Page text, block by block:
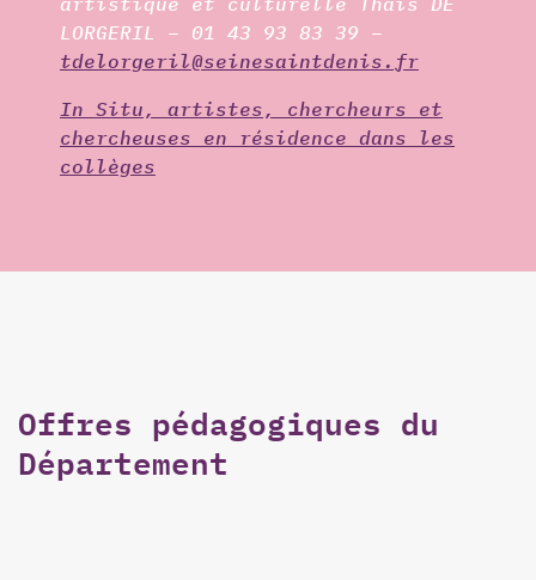
LORGERIL – 01 43 93 83 39 –
tdelorgeril@seinesaintdenis.fr
In Situ, artistes, chercheurs et
chercheuses en résidence dans les
collèges
Offres pédagogiques du
Département